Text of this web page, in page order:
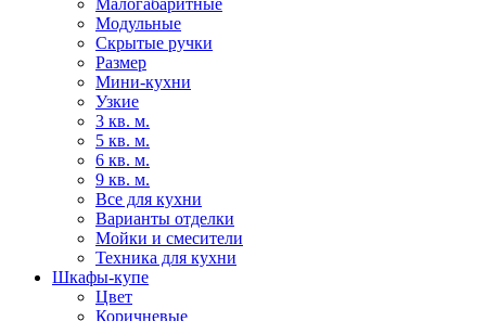
Малогабаритные
Модульные
Скрытые ручки
Размер
Мини-кухни
Узкие
3 кв. м.
5 кв. м.
6 кв. м.
9 кв. м.
Все для кухни
Варианты отделки
Мойки и смесители
Техника для кухни
Шкафы-купе
Цвет
Коричневые